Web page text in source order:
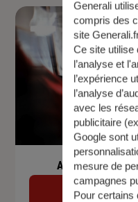
Assurance de
Generali
compris des
site
Ce site utilise
l’analyse et
l’expérience
l’analyse
avec les
publicitaire
Google sont
mesure de
campagnes
Pour certains